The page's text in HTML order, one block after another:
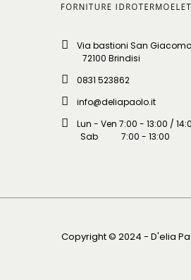
Via bastioni San
72100 Brindisi
0831 523862
info@deliapaolo.it
Lun - Ven 7:00 - 13:00 /
Sab 7:00 - 13:00
Copyright © 2024 - D'elia